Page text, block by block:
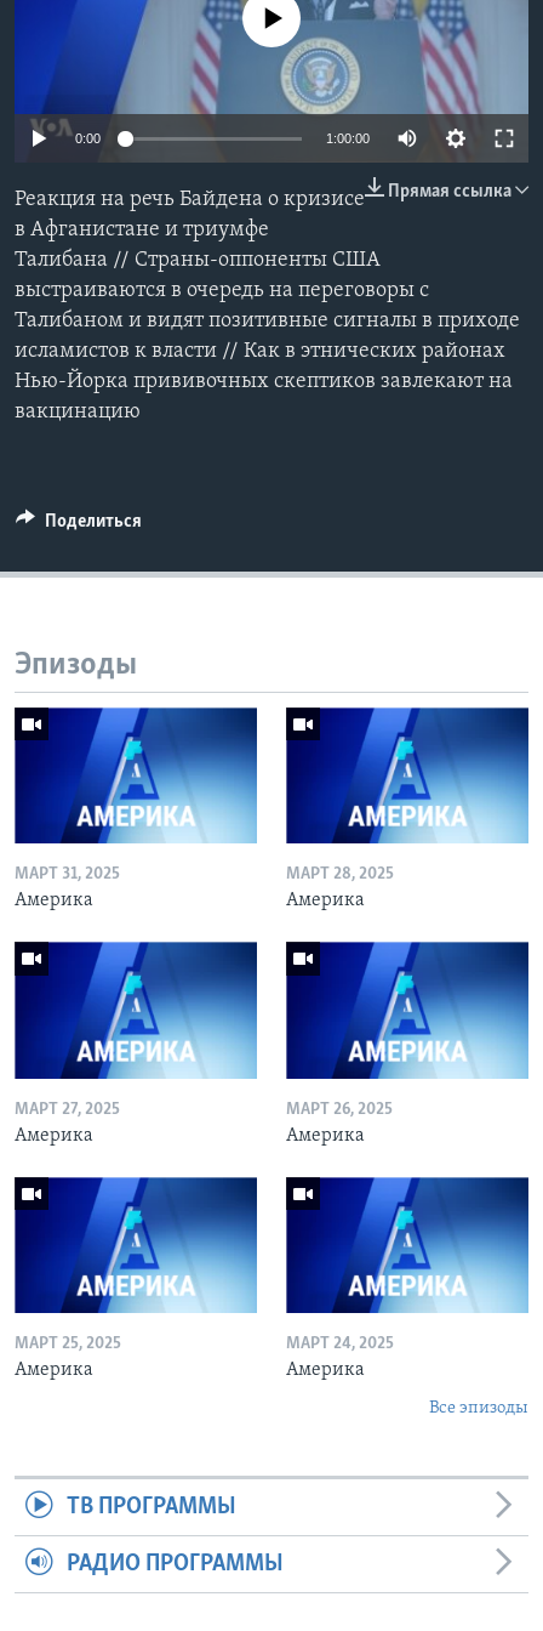
Learning English
СОЦИАЛЬНЫЕ СЕТИ
Языки
No media source currently available
0:00 1:00:00
Прямая ссылка
Реакция на речь Байдена о кризисе
в Афганистане и триумфе
Талибана // Страны-оппоненты США
выстраиваются в очередь на переговоры с
Талибаном и видят позитивные сигналы в приходе
исламистов к власти // Как в этнических районах
Нью-Йорка прививочных скептиков завлекают на
вакцинацию
Поделиться
Эпизоды
МАРТ 31, 2025
Америка
МАРТ 28, 2025
Америка
МАРТ 27, 2025
Америка
МАРТ 26, 2025
Америка
МАРТ 25, 2025
Америка
МАРТ 24, 2025
Америка
Все эпизоды
ТВ ПРОГРАММЫ
РАДИО ПРОГРАММЫ